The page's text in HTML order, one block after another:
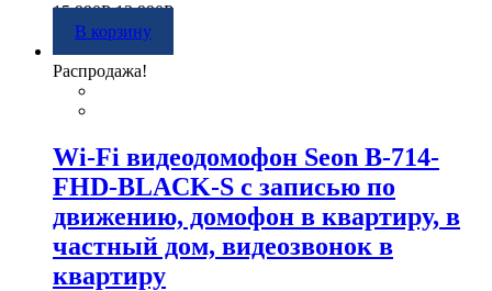
15 990Р 13 990Р
В корзину
Распродажа!
Wi-Fi видеодомофон Seon B-714-
FHD-BLACK-S с записью по
движению, домофон в квартиру, в
частный дом, видеозвонок в
квартиру